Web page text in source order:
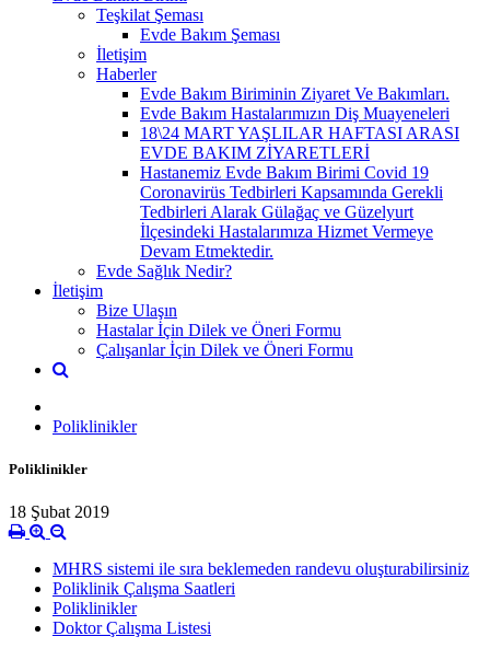
Teşkilat Şeması
Evde Bakım Şeması
İletişim
Haberler
Evde Bakım Biriminin Ziyaret Ve Bakımları.
Evde Bakım Hastalarımızın Diş Muayeneleri
18\24 MART YAŞLILAR HAFTASI ARASI
EVDE BAKIM ZİYARETLERİ
Hastanemiz Evde Bakım Birimi Covid 19
Coronavirüs Tedbirleri Kapsamında Gerekli
Tedbirleri Alarak Gülağaç ve Güzelyurt
İlçesindeki Hastalarımıza Hizmet Vermeye
Devam Etmektedir.
Evde Sağlık Nedir?
İletişim
Bize Ulaşın
Hastalar İçin Dilek ve Öneri Formu
Çalışanlar İçin Dilek ve Öneri Formu
Poliklinikler
Poliklinikler
18 Şubat 2019
MHRS sistemi ile sıra beklemeden randevu oluşturabilirsiniz
Poliklinik Çalışma Saatleri
Poliklinikler
Doktor Çalışma Listesi